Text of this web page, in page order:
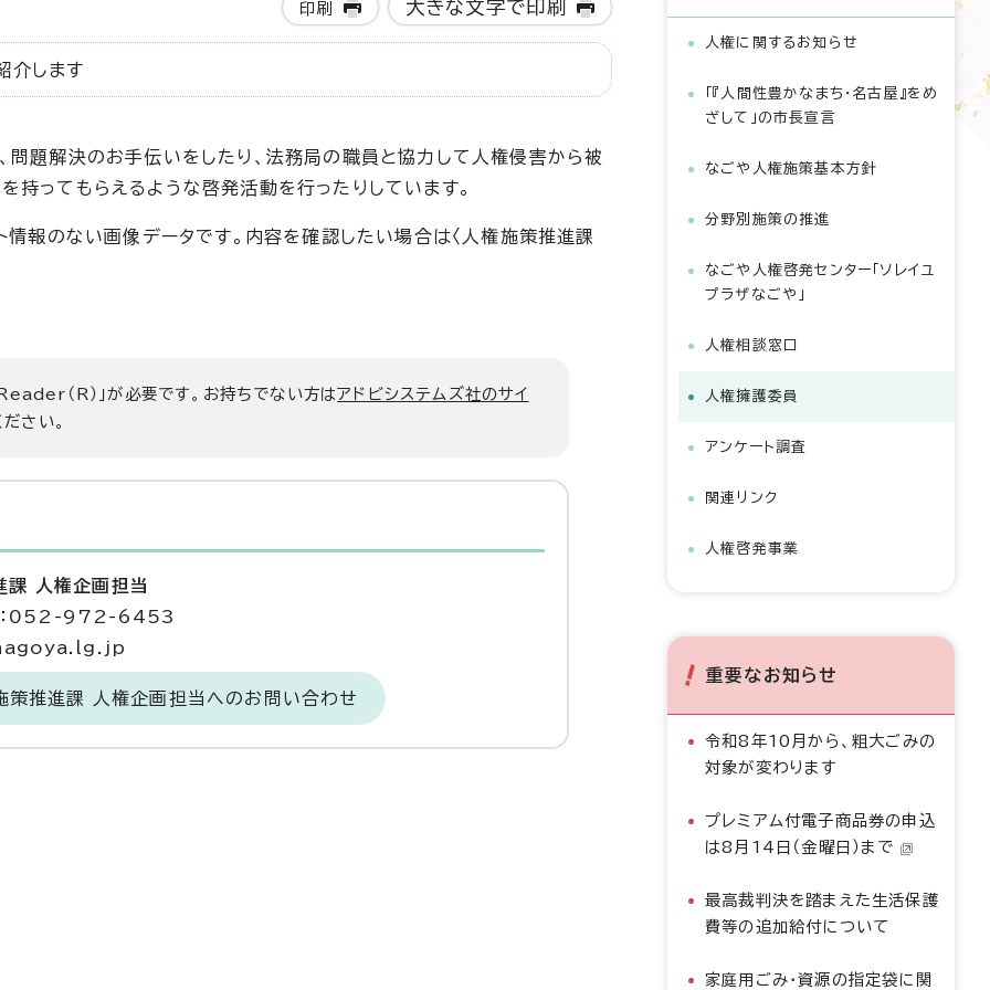
印刷 大きな文字で印刷
介します
題解決のお手伝いをしたり、法務局の職員と協力して人権侵害から被
ってもらえるような啓発活動を行ったりしています。
報のない画像データです。内容を確認したい場合は〈人権施策推進課
（R）」が必要です。お持ちでない方はアドビシステムズ社のサイ
さい。
課 人権企画担当
：052-972-6453
推進課 人権企画担当へのお問い合わせ
人権に関するお知らせ
「『人間性豊かなまち・名古屋』をめ
ざして」の市長宣言
なごや人権施策基本方針
分野別施策の推進
なごや人権啓発センター「ソレイユ
プラザなごや」
人権相談窓口
人権擁護委員
アンケート調査
関連リンク
人権啓発事業
重要なお知らせ
令和8年10月から、粗大ごみの
対象が変わります
プレミアム付電子商品券の申込
は8月14日（金曜日）まで
最高裁判決を踏まえた生活保護
費等の追加給付について
家庭用ごみ・資源の指定袋に関